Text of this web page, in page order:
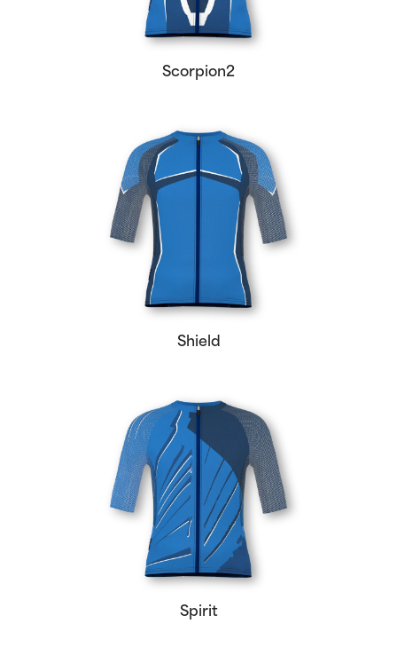
Scorpion2
Shield
Spirit